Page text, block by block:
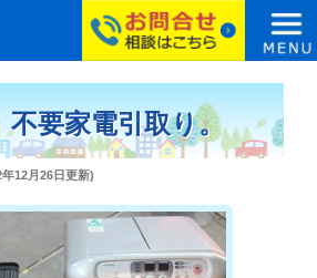
不要家電引取り。
12月26日更新)